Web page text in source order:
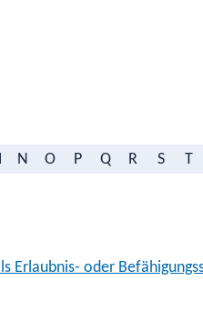
N O P Q R S T
Erlaubnis- oder